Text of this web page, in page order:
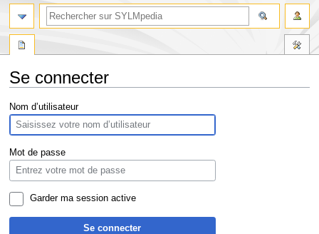
Se connecter
Aller
à
la
navigation
Aller
à
la
recherche
Nom d’utilisateur
Mot de passe
Garder ma session active
Se connecter